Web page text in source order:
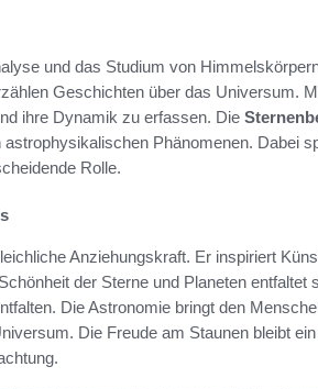
und das Studium von
Geschichten über das Universum.
ihre Dynamik zu erfassen. Die
Phänomenen. Dabei
Rolle.
Anziehungskraft. Er inspiriert
der Sterne und Planeten entfaltet
Die Astronomie bringt den
Die Freude am Staunen bleibt